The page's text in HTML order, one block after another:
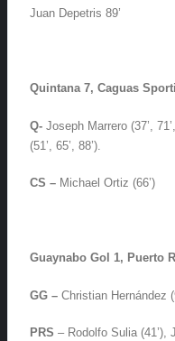
Juan Depetris 89’
Quintana 7, Caguas
Q- Joseph Marrero (37’,
(51’, 65’, 88’).
CS – Michael Ortiz (66’)
Guaynabo Gol 1, Puerto
GG – Christian Hernández
PRS – Rodolfo Sulia (41’),